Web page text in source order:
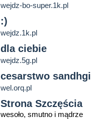
wejdz-bo-super.1k.pl
:)
wejdz.1k.pl
dla ciebie
wejdz.5g.pl
cesarstwo sandhgi
wel.orq.pl
Strona Szczęścia
wesoło, smutno i mądrze